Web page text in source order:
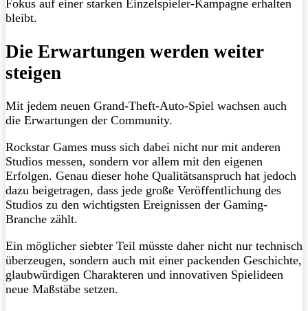
Fokus auf einer starken Einzelspieler-Kampagne erhalten
bleibt.
Die Erwartungen werden weiter
steigen
Mit jedem neuen Grand-Theft-Auto-Spiel wachsen auch
die Erwartungen der Community.
Rockstar Games muss sich dabei nicht nur mit anderen
Studios messen, sondern vor allem mit den eigenen
Erfolgen. Genau dieser hohe Qualitätsanspruch hat jedoch
dazu beigetragen, dass jede große Veröffentlichung des
Studios zu den wichtigsten Ereignissen der Gaming-
Branche zählt.
Ein möglicher siebter Teil müsste daher nicht nur technisch
überzeugen, sondern auch mit einer packenden Geschichte,
glaubwürdigen Charakteren und innovativen Spielideen
neue Maßstäbe setzen.